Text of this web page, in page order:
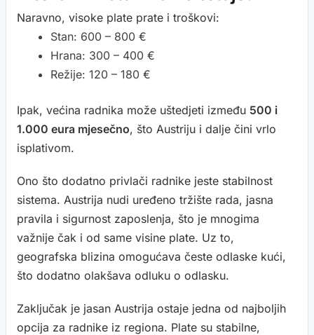
Naravno, visoke plate prate i troškovi:
Stan: 600 – 800 €
Hrana: 300 – 400 €
Režije: 120 – 180 €
Ipak, većina radnika može uštedjeti između 500 i
1.000 eura mjesečno, što Austriju i dalje čini vrlo
isplativom.
Ono što dodatno privlači radnike jeste stabilnost
sistema. Austrija nudi uređeno tržište rada, jasna
pravila i sigurnost zaposlenja, što je mnogima
važnije čak i od same visine plate. Uz to,
geografska blizina omogućava česte odlaske kući,
što dodatno olakšava odluku o odlasku.
Zaključak je jasan Austrija ostaje jedna od najboljih
opcija za radnike iz regiona. Plate su stabilne,